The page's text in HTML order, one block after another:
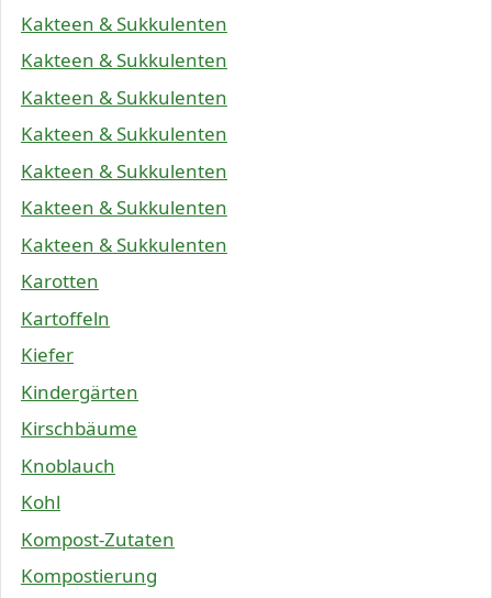
Kakteen & Sukkulenten
Kakteen & Sukkulenten
Kakteen & Sukkulenten
Kakteen & Sukkulenten
Kakteen & Sukkulenten
Kakteen & Sukkulenten
Kakteen & Sukkulenten
Karotten
Kartoffeln
Kiefer
Kindergärten
Kirschbäume
Knoblauch
Kohl
Kompost-Zutaten
Kompostierung